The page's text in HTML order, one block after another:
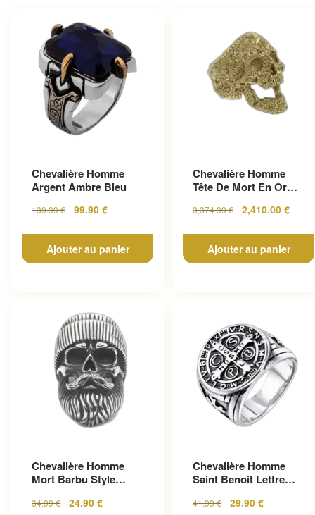
Chevalière Homme
Argent Ambre Bleu
139.99€ 99.90 €
Ajouter au panier
Chevalière Homme
Tête De Mort En Or
Gothique...
3,374.99€ 2,410.00 €
Ajouter au panier
Chevalière Homme
Mort Barbu Style
Inoxy...
34.99€ 24.90 €
Chevalière Homme
Saint Benoit Lettre
41.99€ 29.90 €